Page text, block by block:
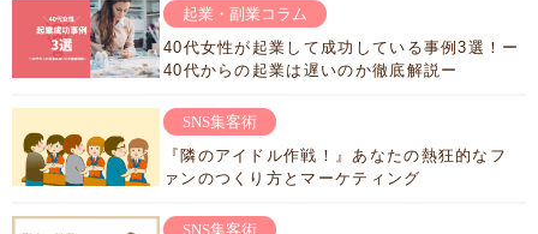
起業・副業コラム
40代女性が起業して成功している事例3選！ー
40代からの起業は遅いのか徹底解説ー
SNS集客術
『隣のアイドル作戦！』あなたの熱狂的なフ
ァンのつくり方とマーケティング
SNS集客術